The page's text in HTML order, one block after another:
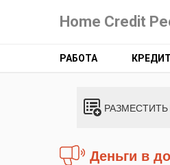
Home Credit
РАБОТА
Деньги в